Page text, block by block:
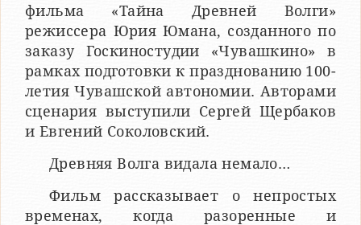
фильма «Тайна Древней Волги»
режиссера Юрия Юмана, созданного по
заказу Госкиностудии «Чувашкино» в
рамках подготовки к празднованию 100-
летия Чувашской автономии. Авторами
сценария выступили Сергей Щербаков
и Евгений Соколовский.
Древняя Волга видала немало…
Фильм рассказывает о непростых
временах, когда разоренные и